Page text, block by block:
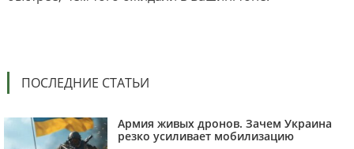
ПОСЛЕДНИЕ СТАТЬИ
Армия живых дронов. Зачем Украина
резко усиливает мобилизацию